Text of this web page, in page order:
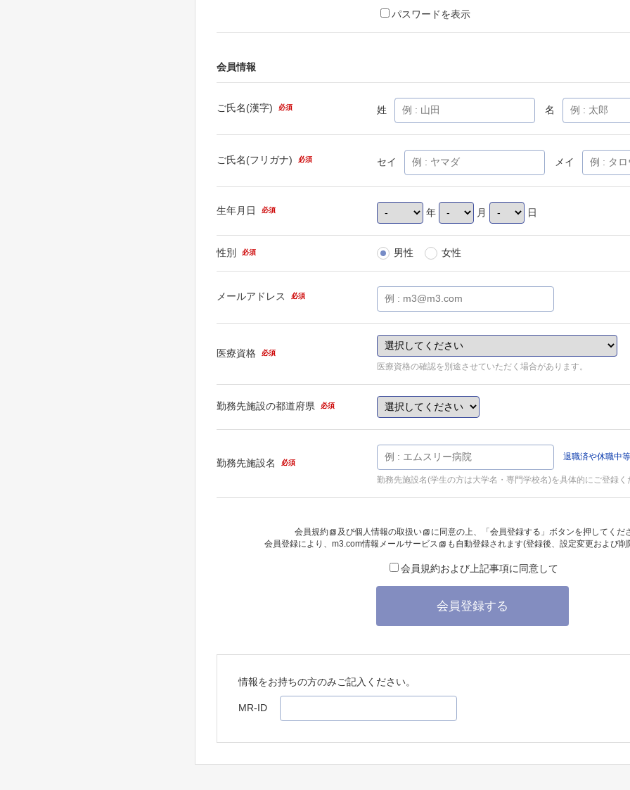
パスワードを表示
会員情報
ご氏名(漢字) 必須 姓 名
ご氏名(フリガナ) 必須 セイ メイ
生年月日 必須 年 月 日
性別 必須 男性 女性
メールアドレス 必須
医療資格 必須
医療資格の確認を別途させていただく場合があります。
勤務先施設の都道府県 必須
勤務先施設名 必須
退職済や休職中
勤務先施設名(学生の方は大学名・専門学校名)を具体的にご登録く
会員規約 及び個人情報の取扱い
に同意の上、「会員登録する」ボタンを押してくだ
会員登録により、 m3.com情報メールサービス も自動登録されます(登録後、設定変更および
会員規約および上記事項に同意して
会員登録する
情報をお持ちの方のみご記入ください。
MR-ID